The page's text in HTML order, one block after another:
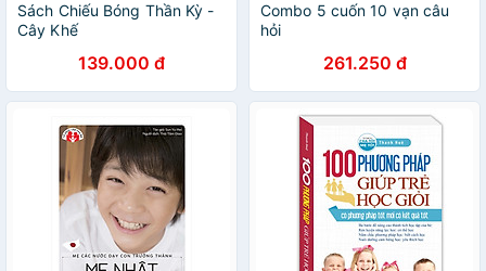
Sách Chiếu Bóng Thần Kỳ -
Cây Khế
139.000 đ
Combo 5 cuốn 10 vạn câu
hỏi
261.250 đ